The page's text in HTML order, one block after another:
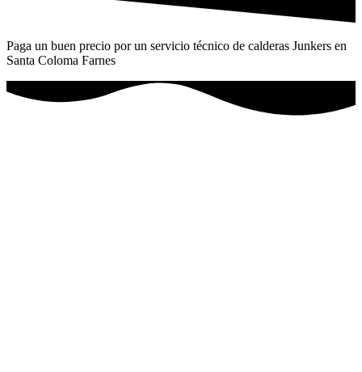
Paga un buen precio por un servicio técnico de calderas Junkers en
Santa Coloma Farnes